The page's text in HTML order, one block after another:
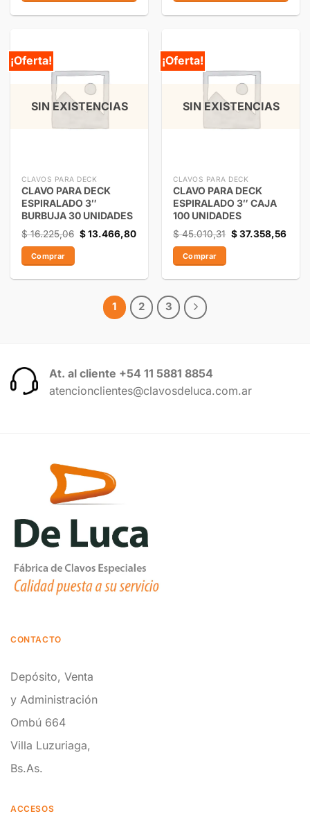
¡Oferta!
SIN EXISTENCIAS
CLAVOS PARA DECK
CLAVO PARA DECK
ESPIRALADO 3″
BURBUJA 30 UNIDADES
$16.225,06 $13.466,80
Comprar
¡Oferta!
SIN EXISTENCIAS
CLAVOS PARA DECK
CLAVO PARA DECK
ESPIRALADO 3″ CAJA
100 UNIDADES
$45.010,31 $37.358,56
Comprar
1 2 3
At. al cliente +54 11 5881 8854
atencionclientes@clavosdeluca.com.ar
CONTACTO
Depósito, Venta
y Administración
Ombú 664
Villa Luzuriaga,
Bs.As.
ACCESOS